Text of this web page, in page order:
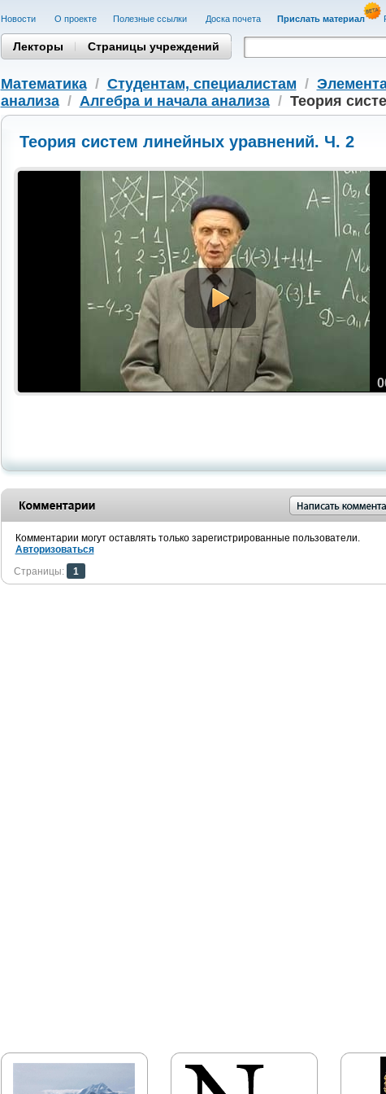
Новости О проекте Полезные cсылки Доска почета Прислать материал
Лекторы Страницы учреждений
Математика/ Студентам, cпециалистам /
анализа/ Алгебра и начала анализа/ Теория
Теория систем линейных уравнений. Ч. 2
Комментарии могут оставлять только зарегистрированные пользователи.
Авторизоваться
Страницы:
1